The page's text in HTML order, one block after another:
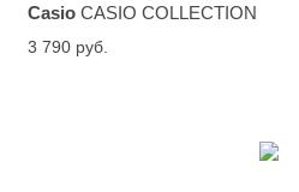
Casio CASIO COLLECTION
3 790 руб.